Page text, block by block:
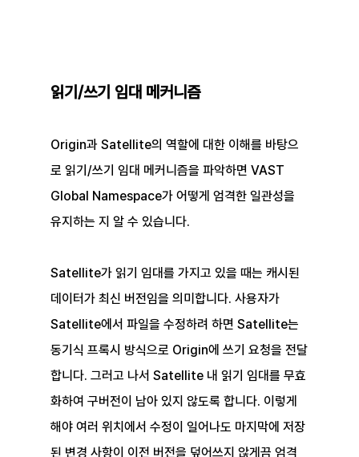
읽기/쓰기 임대 메커니즘
Origin과 Satellite의 역할에 대한 이해를 바탕으
로 읽기/쓰기 임대 메커니즘을 파악하면 VAST
Global Namespace가 어떻게 엄격한 일관성을
유지하는 지 알 수 있습니다.
Satellite가 읽기 임대를 가지고 있을 때는 캐시된
데이터가 최신 버전임을 의미합니다. 사용자가
Satellite에서 파일을 수정하려 하면 Satellite는
동기식 프록시 방식으로 Origin에 쓰기 요청을 전달
합니다. 그러고 나서 Satellite 내 읽기 임대를 무효
화하여 구버전이 남아 있지 않도록 합니다. 이렇게
해야 여러 위치에서 수정이 일어나도 마지막에 저장
된 변경 사항이 이전 버전을 덮어쓰지 않게끔 엄격